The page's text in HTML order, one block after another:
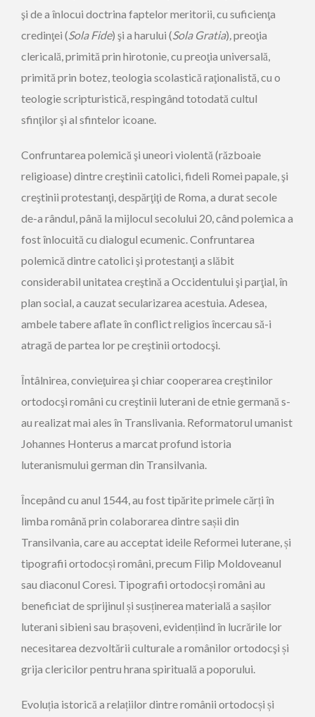
şi de a înlocui doctrina faptelor meritorii, cu suficienţa
credinţei (Sola Fide) şi a harului (Sola Gratia),preoţia
clericală, primită prin hirotonie, cu preoţia universală,
primită prin botez, teologia scolastică raţionalistă, cu o
teologie scripturistică, respingând totodată cultul
sfinţilor şi al sfintelor icoane.
Confruntarea polemică şi uneori violentă (războaie
religioase) dintre creştinii catolici, fideli Romei papale, şi
creştinii protestanţi, despărţiţi de Roma, a durat secole
de-a rândul, până la mijlocul secolului 20, când polemica a
fost înlocuită cu dialogul ecumenic. Confruntarea
polemică dintre catolici şi protestanţi a slăbit
considerabil unitatea creştină a Occidentului şi parţial, în
plan social, a cauzat secularizarea acestuia. Adesea,
ambele tabere aflate în conflict religios încercau să-i
atragă de partea lor pe creştinii ortodocşi.
Întâlnirea, convieţuirea şi chiar cooperarea creştinilor
ortodocşi români cu creştinii luterani de etnie germană s-
au realizat mai ales în Translivania. Reformatorul umanist
Johannes Honterus a marcat profund istoria
luteranismului german din Transilvania.
Începând cu anul 1544, au fost tipărite primele cărți în
limba română prin colaborarea dintre sașii din
Transilvania, care au acceptat ideile Reformei luterane, și
tipografii ortodocși români, precum Filip Moldoveanul
sau diaconul Coresi. Tipografii ortodocși români au
beneficiat de sprijinul și susținerea materială a sașilor
luterani sibieni sau brașoveni, evidențiind în lucrările lor
necesitarea dezvoltării culturale a românilor ortodocşi și
grija clericilor pentru hrana spirituală a poporului.
Evoluția istorică a relațiilor dintre românii ortodocși și